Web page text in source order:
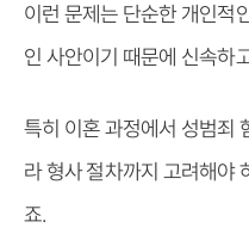
이런 문제는 단순한 개인적
인 사안이기 때문에 신속하
특히 이혼 과정에서 성범죄
라 형사 절차까지 고려해야
죠.